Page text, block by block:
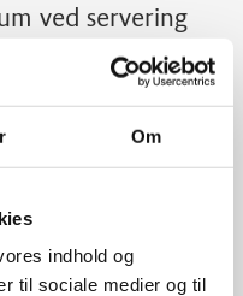
Om
indhold og
til sociale medier og til
ved servering
grader).